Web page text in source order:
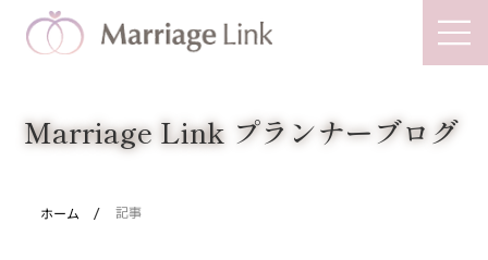
Marriage Link
Marriage Link プランナーブログ
ホーム / 記事